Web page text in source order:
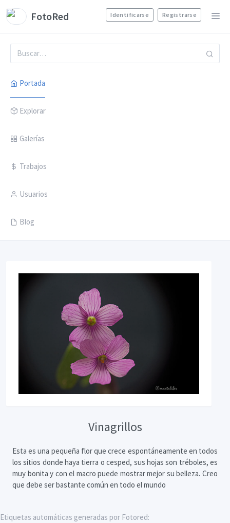
FotoRed Identificarse Registrarse
Portada
Explorar
Galerías
Trabajos
Usuarios
Blog
Vinagrillos
Esta es una pequeña flor que crece espontáneamente en todos
los sitios donde haya tierra o cesped, sus hojas son tréboles, es
muy bonita y con el macro puede mostrar mejor su belleza. Creo
que debe ser bastante común en todo el mundo
Etiquetas automáticas generadas por Fotored: